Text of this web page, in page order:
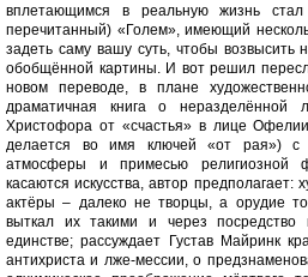
вплетающимся в реальную жизнь
перечитанный) «Голем», имеющий
задеть саму вашу суть, чтобы возвысить
обобщённой картины. И вот решил
новом переводе, в плане
драматичная книга о неразделённой
Христофора от «счастья» в лице
делается во имя ключей «от рая») с
атмосферы и примесью религиозной
касаются искусства, автор предполагает:
актёры – далеко не творцы, а орудие
выткал их такими и через посредство
единстве; рассуждает Густав Майринк
антихриста и лже-мессии, о